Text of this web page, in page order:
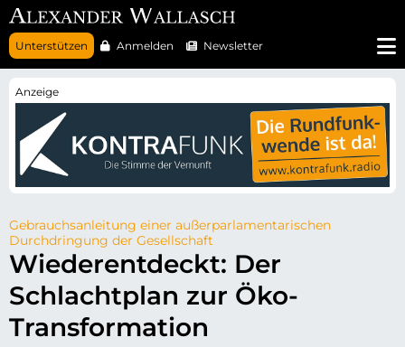
N
a
v
r
s
p
r
n
g
e
Unterstützen Anmelden Newsletter
Gebrauchsanleitung einer außerparlamentarischen
Durchdringung der Gesellschaft
Wiederentdeckt: Der
Schlachtplan zur Öko-
Transformation